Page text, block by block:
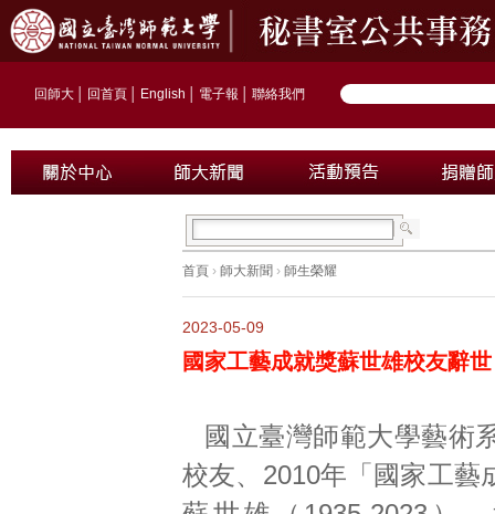
回師大 回首頁 English 電子報 聯絡我們
首頁 › 師大新聞 › 師生榮耀
2023-05-09
國家工藝成就獎蘇世雄校友辭
國立臺灣師範大學藝術
校友、2010年「國家工藝